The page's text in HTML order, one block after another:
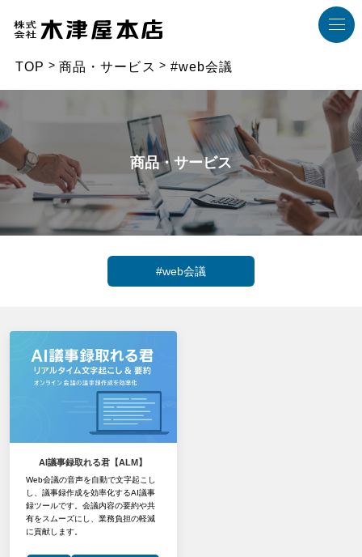
TOP 商品・サービス #web会議
商品・サービス
#web会議
AI議事録取れる君【ALM】
Web会議の音声を自動で文字起こし
し、議事録作成を効率化するAI議事
録ツールです。会議内容の要約や共
有をスムーズにし、業務負担の軽減
に貢献します。